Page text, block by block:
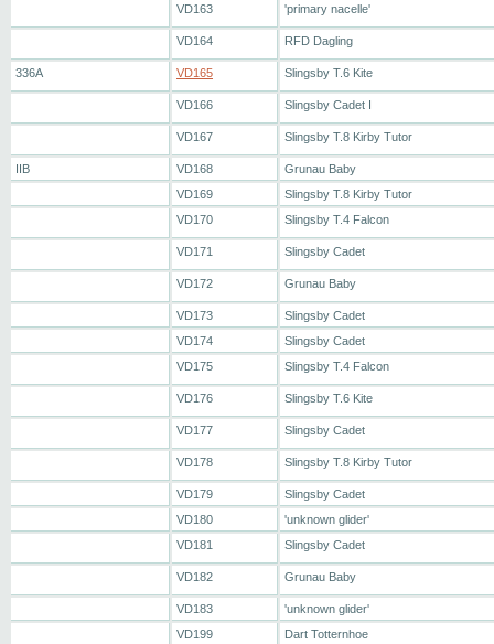
VD163 'primary nacelle'
VD164 RFD Dagling
336A VD165 Slingsby T.6 Kite
VD166 Slingsby Cadet I
VD167 Slingsby T.8 Kirby Tutor
IIB VD168
Grunau Baby
VD169
Slingsby T.8 Kirby Tutor
VD170
Slingsby T.4 Falcon
VD171 Slingsby Cadet
VD172 Grunau Baby
VD173
Slingsby Cadet
VD174
Slingsby Cadet
VD175
Slingsby T.4 Falcon
VD176 Slingsby T.6 Kite
VD177 Slingsby Cadet
VD178 Slingsby T.8 Kirby Tutor
VD179
Slingsby Cadet
VD180
'unknown glider'
VD181
Slingsby Cadet
VD182 Grunau Baby
VD183
'unknown glider'
VD199
Dart Totternhoe